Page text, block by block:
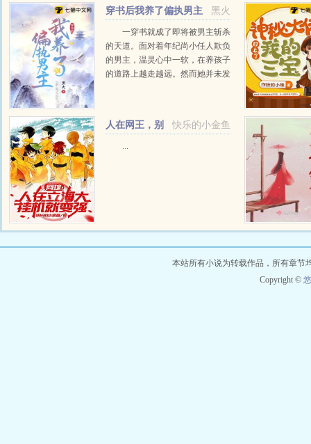
黑火
穿书后我养了偏执男主
一穿书就成了即将被男主斩杀
的天道。面对着年纪尚小任人欺负
的男主，温灵心中一软，在养孩子
的道路上越走越远。然而她并未发
快乐的小金鱼
人在网王，别
...
本站所有小说为转载作品，所有章节
Copyright ©